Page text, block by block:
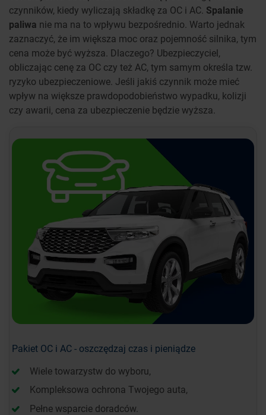
czynników, kiedy wyliczają składkę za OC i AC. Spalanie
paliwa nie ma na to wpływu bezpośrednio. Warto jednak
zaznaczyć, że im większa moc oraz pojemność silnika, tym
cena może być wyższa. Dlaczego? Ubezpieczyciel,
obliczając cenę za OC czy też AC, tym samym określa tzw.
ryzyko ubezpieczeniowe. Jeśli jakiś czynnik może mieć
wpływ na większe prawdopodobieństwo wypadku, kolizji
czy awarii, cena za ubezpieczenie będzie wyższa.
Pakiet OC i AC - oszczędzaj czas i pieniądze
Wiele towarzystw do wyboru,
Kompleksowa ochrona Twojego auta,
Pełne wsparcie doradców.